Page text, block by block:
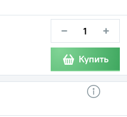
− +
Купить